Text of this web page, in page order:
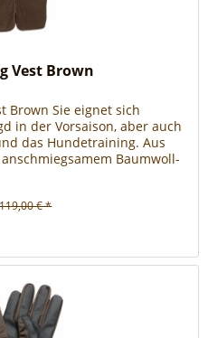
Vest Brown
Brown Sie eignet sich
in der Vorsaison, aber auch
das Hundetraining. Aus
Baumwoll-
119,00 € *